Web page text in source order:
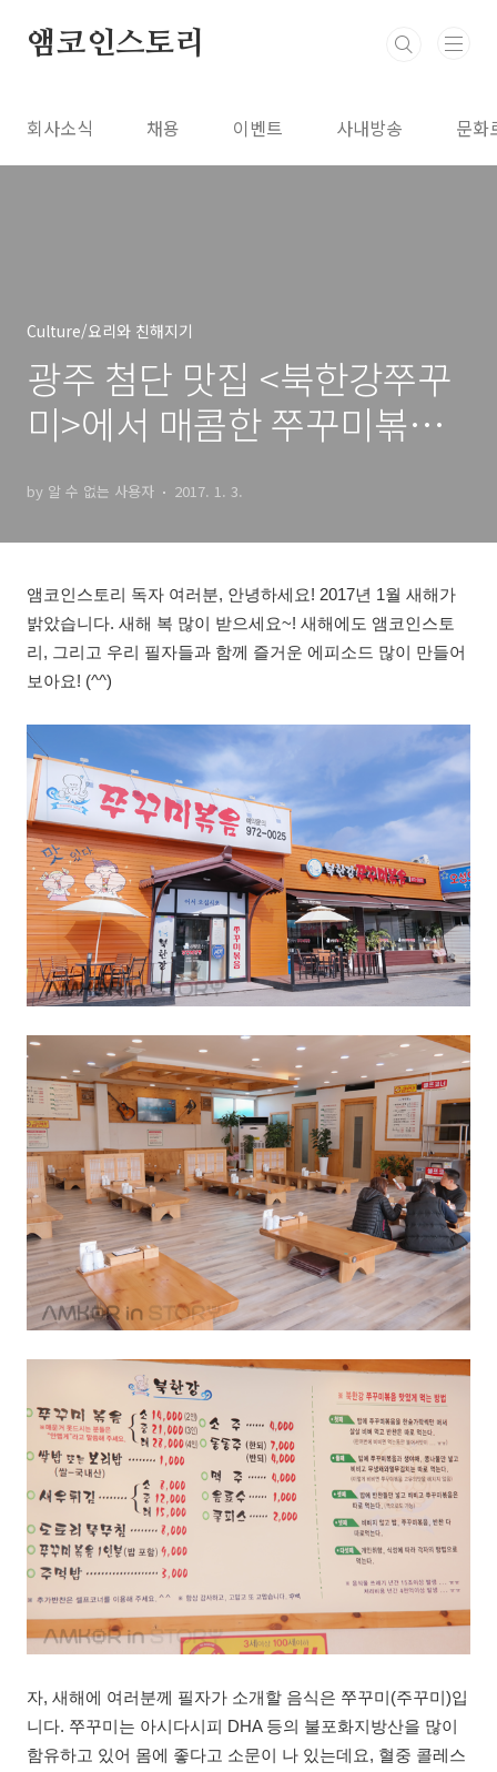
앰코인스토리
회사소식 채용 이벤트 사내방송 문화
Culture/요리와 친해지기
광주 첨단 맛집 <북한강쭈꾸
미>에서 매콤한 쭈꾸미볶음
by 알 수 없는 사용자 2017. 1. 3.
앰코인스토리 독자 여러분, 안녕하세요! 2017년 1월 새해가
밝았습니다. 새해 복 많이 받으세요~! 새해에도 앰코인스토
리, 그리고 우리 필자들과 함께 즐거운 에피소드 많이 만들어
보아요! (^^)
자, 새해에 여러분께 필자가 소개할 음식은 쭈꾸미(주꾸미)입
니다. 쭈꾸미는 아시다시피 DHA 등의 불포화지방산을 많이
함유하고 있어 몸에 좋다고 소문이 나 있는데요, 혈중 콜레스